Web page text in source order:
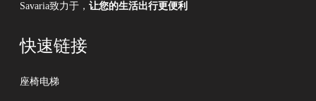
Savaria致力于， 让您的生活出行更便利
快速链接
座椅电梯